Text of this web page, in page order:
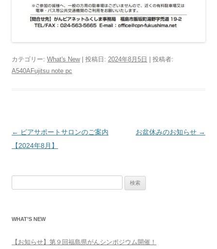
カテゴリー: What's New| 投稿日: 2024年8月5日
投稿者:
A540AFujitsu note pc
投
稿
ン
← ピアサポートサロンのご案内
【2024年8月】
お盆休みのお知らせ →
WHAT’S NEW
【お知らせ】第９回福島県がんシンポジウム開催！